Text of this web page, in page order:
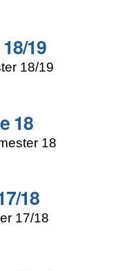
19
18/19
18
18
18
17/18